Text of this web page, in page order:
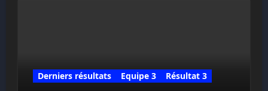
Derniers résultats Equipe 3
Résultat 3